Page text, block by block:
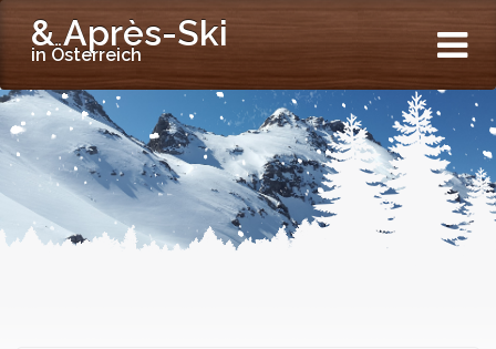
& Après-Ski
in Österreich